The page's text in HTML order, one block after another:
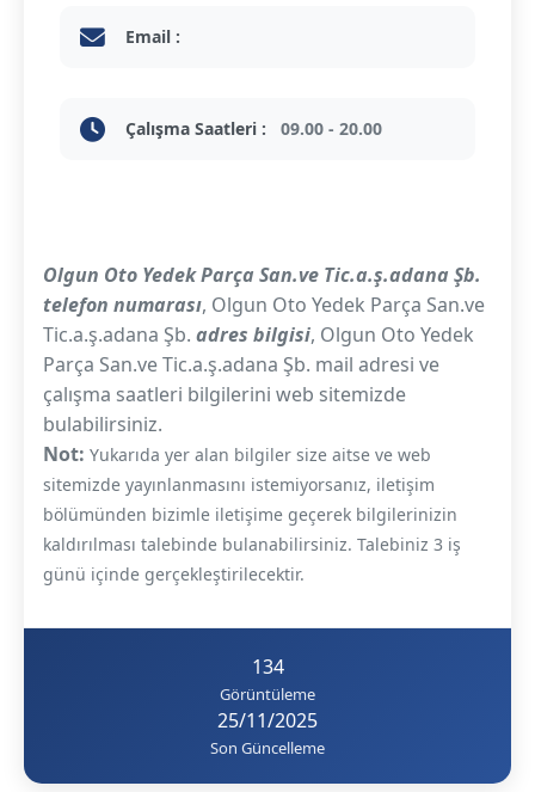
Email :
Çalışma Saatleri : 09.00 - 20.00
Olgun Oto Yedek Parça San.ve Tic.a.ş.adana Şb.
telefon numarası, Olgun Oto Yedek Parça San.ve
Tic.a.ş.adana Şb. adres bilgisi, Olgun Oto Yedek
Parça San.ve Tic.a.ş.adana Şb. mail adresi ve
çalışma saatleri bilgilerini web sitemizde
bulabilirsiniz.
Not: Yukarıda yer alan bilgiler size aitse ve web
sitemizde yayınlanmasını istemiyorsanız, iletişim
bölümünden bizimle iletişime geçerek bilgilerinizin
kaldırılması talebinde bulanabilirsiniz. Talebiniz 3 iş
günü içinde gerçekleştirilecektir.
134
Görüntüleme
25/11/2025
Son Güncelleme